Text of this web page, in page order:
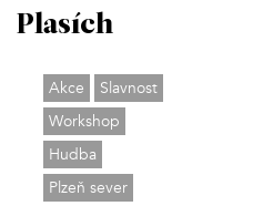
Plasích
Akce
Slavnost
Workshop
Hudba
Plzeň sever